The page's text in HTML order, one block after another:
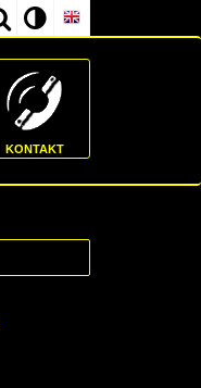
KONTAKT